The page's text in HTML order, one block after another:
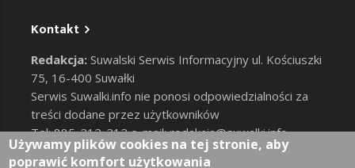
Kontakt
Redakcja: Suwalski Serwis Informacyjny ul. Kościuszki
75, 16-400 Suwałki
Serwis Suwalki.info nie ponosi odpowiedzialności za
treści dodane przez użytkowników
Tel: 885-212-212 e-mail:redakcja@suwalki.info,
reklama@suwalki.info
Używamy plików cookies na tej stronie, aby
poprawić komfort użytkowania